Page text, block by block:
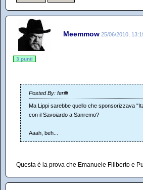
Meemmow 25/06/2010,
3 punti
Posted By: ferilli
Ma Lippi sarebbe quello che sponsorizzava
con il Savoiardo a Sanremo?
Aaah, beh...
Questa è la prova che Emanuele Filiberto e